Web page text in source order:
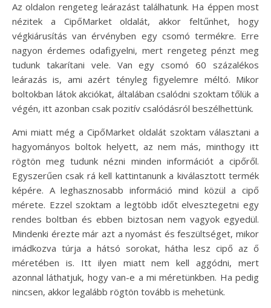
Az oldalon rengeteg leárazást találhatunk. Ha éppen most
nézitek a CipőMarket oldalát, akkor feltűnhet, hogy
végkiárusítás van érvényben egy csomó termékre. Erre
nagyon érdemes odafigyelni, mert rengeteg pénzt meg
tudunk takarítani vele. Van egy csomó 60 százalékos
leárazás is, ami azért tényleg figyelemre méltó. Mikor
boltokban látok akciókat, általában csalódni szoktam tőlük a
végén, itt azonban csak pozitív csalódásról beszélhettünk.
Ami miatt még a CipőMarket oldalát szoktam választani a
hagyományos boltok helyett, az nem más, minthogy itt
rögtön meg tudunk nézni minden információt a cipőről.
Egyszerűen csak rá kell kattintanunk a kiválasztott termék
képére. A leghasznosabb információ mind közül a cipő
mérete. Ezzel szoktam a legtöbb időt elvesztegetni egy
rendes boltban és ebben biztosan nem vagyok egyedül.
Mindenki érezte már azt a nyomást és feszültséget, mikor
imádkozva túrja a hátsó sorokat, hátha lesz cipő az ő
méretében is. Itt ilyen miatt nem kell aggódni, mert
azonnal láthatjuk, hogy van-e a mi méretünkben. Ha pedig
nincsen, akkor legalább rögtön tovább is mehetünk.